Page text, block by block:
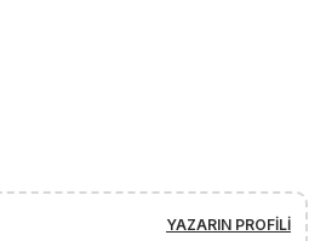
YAZARIN PROFILI